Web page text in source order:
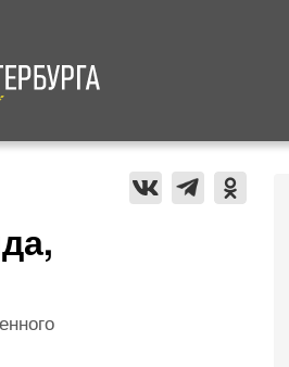
Происшествия Культура